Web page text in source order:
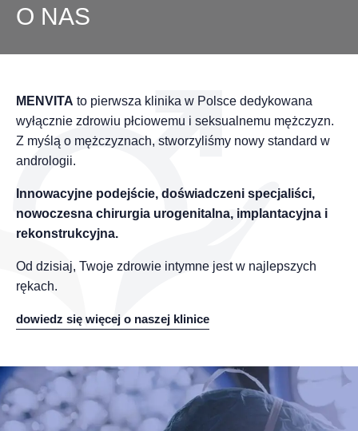
O NAS
MENVITA to pierwsza klinika w Polsce dedykowana
wyłącznie zdrowiu płciowemu i seksualnemu mężczyzn.
Z myślą o mężczyznach, stworzyliśmy nowy standard w
andrologii.
Innowacyjne podejście, doświadczeni specjaliści,
nowoczesna chirurgia urogenitalna, implantacyjna i
rekonstrukcyjna.
Od dzisiaj, Twoje zdrowie intymne jest w najlepszych
rękach.
dowiedz się więcej o naszej klinice